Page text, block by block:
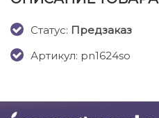
Cтатус: Предзаказ
Артикул: pn1624so